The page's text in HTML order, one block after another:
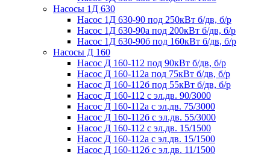
Насосы 1Д 630
Насос 1Д 630-90 под 250кВт б/дв, б/р
Насос 1Д 630-90а под 200кВт б/дв, б/р
Насос 1Д 630-90б под 160кВт б/дв, б/р
Насосы Д 160
Насос Д 160-112 под 90кВт б/дв, б/р
Насос Д 160-112а под 75кВт б/дв, б/р
Насос Д 160-112б под 55кВт б/дв, б/р
Насос Д 160-112 с эл.дв. 90/3000
Насос Д 160-112а с эл.дв. 75/3000
Насос Д 160-112б с эл.дв. 55/3000
Насос Д 160-112 с эл.дв. 15/1500
Насос Д 160-112а с эл.дв. 15/1500
Насос Д 160-112б с эл.дв. 11/1500